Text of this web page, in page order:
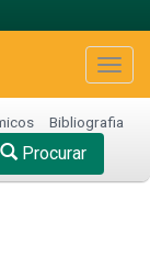
Bibliografia
Procurar